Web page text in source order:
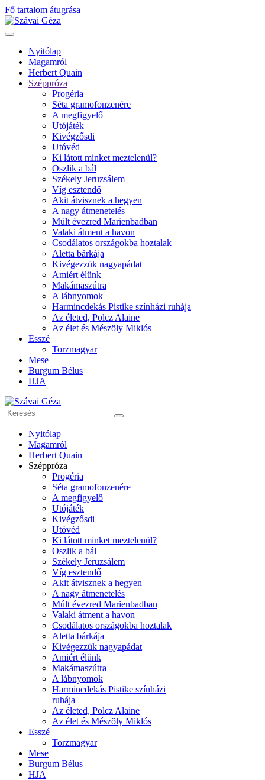
Fő tartalom átugrása
Nyitólap
Magamról
Herbert Quain
Széppróza
Progéria
Séta gramofonzenére
A megfigyelő
Utójáték
Kivégzősdi
Utóvéd
Ki látott minket meztelenül?
Oszlik a bál
Székely Jeruzsálem
Víg esztendő
Akit átvisznek a hegyen
A nagy átmenetelés
Múlt évezred Marienbadban
Valaki átment a havon
Csodálatos országokba hoztalak
Aletta bárkája
Kivégezzük nagyapádat
Amiért élünk
Makámaszútra
A lábnyomok
Harmincdekás Pistike színházi ruhája
Az életed, Polcz Alaine
Az élet és Mészöly Miklós
Esszé
Torzmagyar
Mese
Burgum Bélus
HJA
Nyitólap
Magamról
Herbert Quain
Széppróza
Progéria
Séta gramofonzenére
A megfigyelő
Utójáték
Kivégzősdi
Utóvéd
Ki látott minket meztelenül?
Oszlik a bál
Székely Jeruzsálem
Víg esztendő
Akit átvisznek a hegyen
A nagy átmenetelés
Múlt évezred Marienbadban
Valaki átment a havon
Csodálatos országokba hoztalak
Aletta bárkája
Kivégezzük nagyapádat
Amiért élünk
Makámaszútra
A lábnyomok
Harmincdekás Pistike színházi
ruhája
Az életed, Polcz Alaine
Az élet és Mészöly Miklós
Esszé
Torzmagyar
Mese
Burgum Bélus
HJA